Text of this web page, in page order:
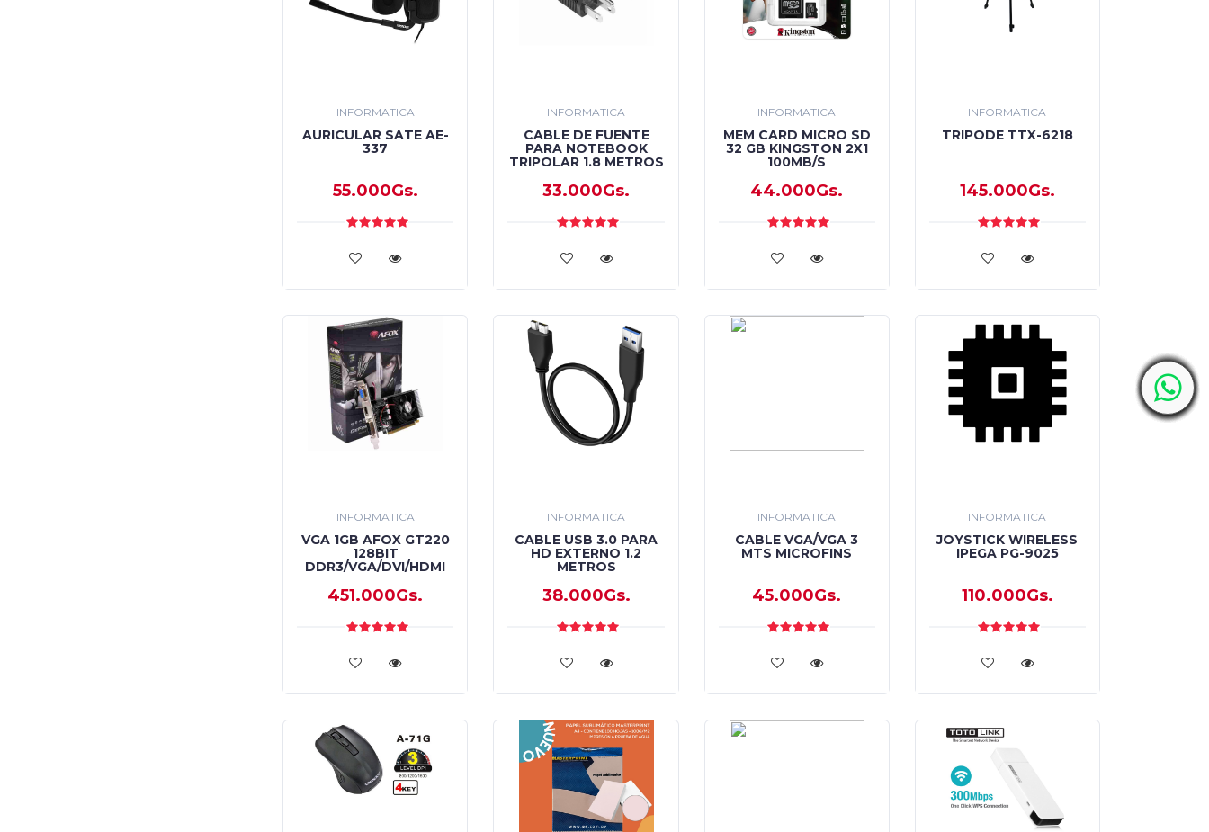
INFORMATICA
AURICULAR SATE AE-
337
55.000Gs.
INFORMATICA
CABLE DE FUENTE
PARA NOTEBOOK
TRIPOLAR 1.8 METROS
33.000Gs.
INFORMATICA
MEM CARD MICRO SD
32 GB KINGSTON 2X1
100MB/S
44.000Gs.
INFORMATICA
TRIPODE TTX-6218
145.000Gs.
INFORMATICA
VGA 1GB AFOX GT220
128BIT
DDR3/VGA/DVI/HDMI
451.000Gs.
INFORMATICA
CABLE USB 3.0 PARA
HD EXTERNO 1.2
METROS
38.000Gs.
INFORMATICA
CABLE VGA/VGA 3
MTS MICROFINS
45.000Gs.
INFORMATICA
JOYSTICK WIRELESS
IPEGA PG-9025
110.000Gs.